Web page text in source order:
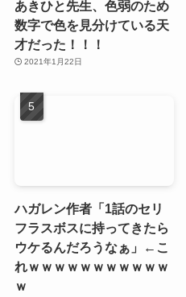
あきひと先生、色弱のため
数字で色を見分けている天
才だった！！！
2021年1月22日
ハガレン作者「1話のセリ
フラスボスに持ってきたら
ウケるんだろうなぁ」←こ
れｗｗｗｗｗｗｗｗｗｗｗ
ｗ